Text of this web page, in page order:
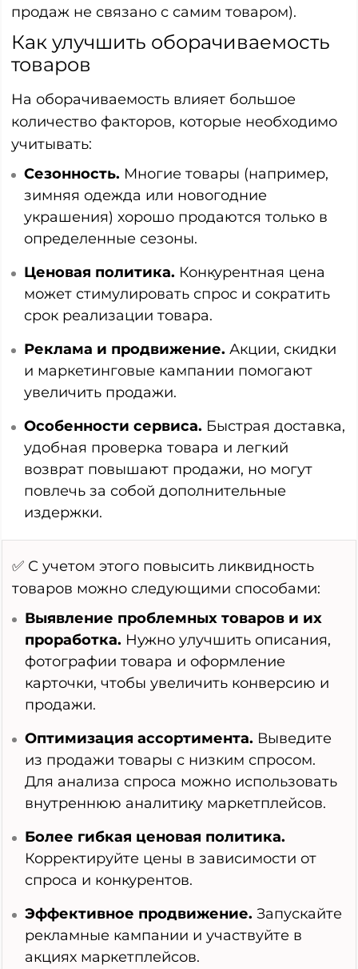
продаж не связано с самим товаром).
Как улучшить оборачиваемость
товаров
На оборачиваемость влияет большое
количество факторов, которые необходимо
учитывать:
Сезонность. Многие товары (например,
зимняя одежда или новогодние
украшения) хорошо продаются только в
определенные сезоны.
Ценовая политика. Конкурентная цена
может стимулировать спрос и сократить
срок реализации товара.
Реклама и продвижение. Акции, скидки
и маркетинговые кампании помогают
увеличить продажи.
Особенности сервиса. Быстрая доставка,
удобная проверка товара и легкий
возврат повышают продажи, но могут
повлечь за собой дополнительные
издержки.
✅ С учетом этого повысить ликвидность
товаров можно следующими способами:
Выявление проблемных товаров и их
проработка. Нужно улучшить описания,
фотографии товара и оформление
карточки, чтобы увеличить конверсию и
продажи.
Оптимизация ассортимента. Выведите
из продажи товары с низким спросом.
Для анализа спроса можно использовать
внутреннюю аналитику маркетплейсов.
Более гибкая ценовая политика.
Корректируйте цены в зависимости от
спроса и конкурентов.
Эффективное продвижение. Запускайте
рекламные кампании и участвуйте в
акциях маркетплейсов.